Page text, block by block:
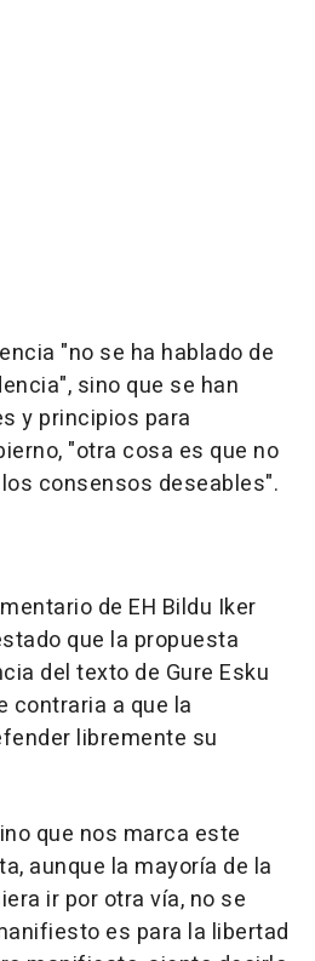
"no se ha hablado de
sino que se han
y principios para
"otra cosa es que no
consensos deseables".
de EH Bildu Iker
que la propuesta
del texto de Gure Esku
contraria a que la
libremente su
que nos marca este
aunque la mayoría de la
ir por otra vía, no se
es para la libertad